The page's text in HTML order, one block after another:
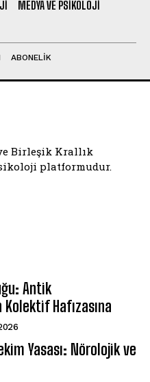
MEDYA VE PSIKOLOJI
ABONELIK
Birleşik Krallık
platformudur.
Antik
Hafızasına
Yasası: Nörolojik ve